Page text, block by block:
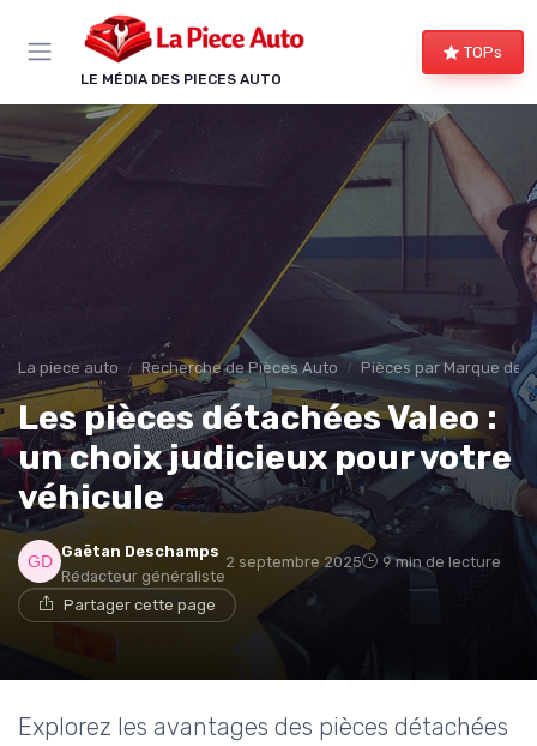
LE MÉDIA DES PIECES AUTO
TOPs
La piece auto Recherche de Pièces Auto Pièces par Marque de
Les pièces détachées Valeo :
un choix judicieux pour votre
véhicule
Gaëtan Deschamps
Rédacteur généraliste
2 septembre 2025 9 min de lecture
Partager cette page
Explorez les avantages des pièces détachées
Panneau de gestion des cookies